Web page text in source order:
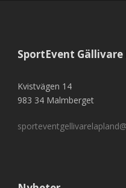
SportEvent Gällivare
Kvistvägen 14
983 34 Malmberget